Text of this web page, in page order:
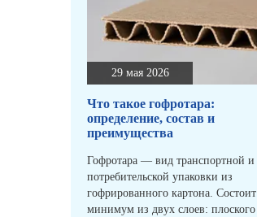
29 мая 2026
Что такое гофротара:
определение, состав и
преимущества
Гофротара — вид транспортной и
потребительской упаковки из
гофрированного картона. Состоит
минимум из двух слоев: плоского